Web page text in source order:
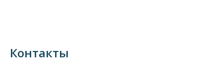
Контакты